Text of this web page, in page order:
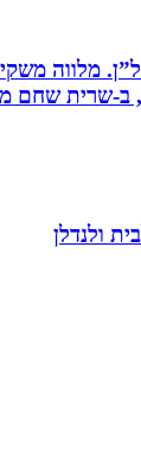
מלווה
ב-‏שרית שחם
ולנדלן